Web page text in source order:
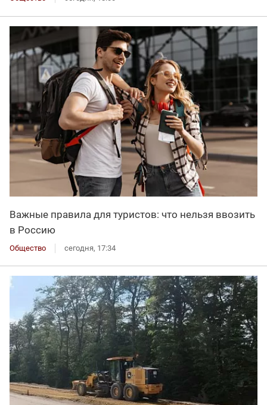
Важные правила для туристов: что нельзя ввозить
в Россию
Общество сегодня, 17:34